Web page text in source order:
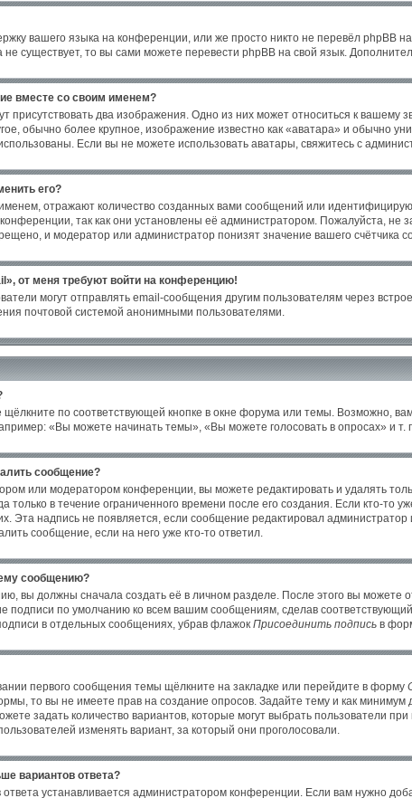
вашего языка на конференции, или же просто никто не перевёл
не существует, то вы сами можете перевести phpBB на свой язык.
вместе со своим именем?
присутствовать два изображения. Одно из них может относиться к
обычно более крупное, изображение известно как «аватара» и обычно
Если вы не можете использовать аватары, свяжитесь с
его?
отражают количество созданных вами сообщений или
так как они установлены её администратором. Пожалуйста,
и модератор или администратор понизят значение вашего счётчика
от меня требуют войти на конференцию!
могут отправлять email-сообщения другим пользователям через
почтовой системой анонимными пользователями.
по соответствующей кнопке в окне форума или темы. Возможно,
«Вы можете начинать темы», «Вы можете голосовать в опросах» и т.
сообщение?
или модератором конференции, вы можете редактировать и удалять
только в течение ограниченного времени после его создания. Если кто-
Эта надпись не появляется, если сообщение редактировал
сообщение, если на него уже кто-то ответил.
сообщению?
вы должны сначала создать её в личном разделе. После этого вы можете
подписи по умолчанию ко всем вашим сообщениям, сделав
в отдельных сообщениях, убрав флажок Присоединить подпись в
первого сообщения темы щёлкните на закладке или перейдите в форму
то вы не имеете прав на создание опросов. Задайте тему и как
задать количество вариантов, которые могут выбрать пользователи
изменять вариант, за который они проголосовали.
вариантов ответа?
ответа устанавливается администратором конференции. Если вам нужно